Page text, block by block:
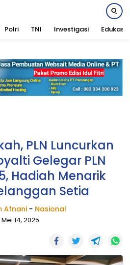
Polri TNI Investigasi Edukasi
PLN Luncurkan
Gelegar PLN
Hadiah Menarik
Setia
Afnani- Nasional
Mei 14, 2025